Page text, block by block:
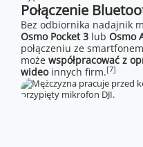
Połączenie
Bez odbiornika nadajnik
Osmo Pocket 3 lub Osmo
połączeniu ze
może współpracować z
wideoinnych firm.[7]